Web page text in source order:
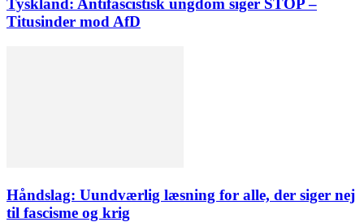
Tyskland: Antifascistisk ungdom siger STOP –
Titusinder mod AfD
Håndslag: Uundværlig læsning for alle, der siger nej
til fascisme og krig